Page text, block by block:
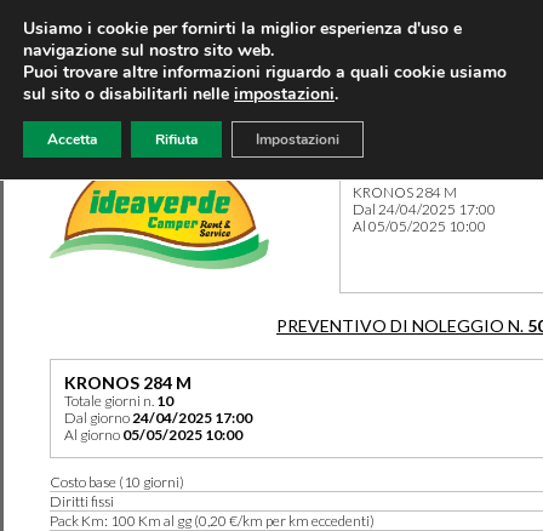
KRONOS 284 M
Dal 24/04/2025 17:00
Al 05/05/2025 10:00
PREVENTIVO DI NOLEGGIO N.
KRONOS 284 M
Totale giorni n. 10
Dal giorno24/04/2025 17:00
Al giorno 05/05/2025 10:00
Costo base (10 giorni)
Diritti fissi
Pack Km: 100 Km al gg (0,20 €/km per km eccedenti)
Usiamo i cookie per fornirti la miglior esperienza d'uso e
navigazione sul nostro sito web.
Puoi trovare altre informazioni riguardo a quali cookie usiamo
sul sito o disabilitarli nelle impostazioni.
Accetta Rifiuta Impostazioni